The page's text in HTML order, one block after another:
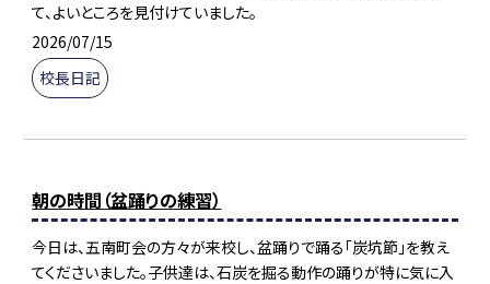
て、よいところを見付けていました。
2026/07/15
校長日記
朝の時間（盆踊りの練習）
今日は、五南町会の方々が来校し、盆踊りで踊る「炭坑節」を教え
てくださいました。子供達は、石炭を掘る動作の踊りが特に気に入